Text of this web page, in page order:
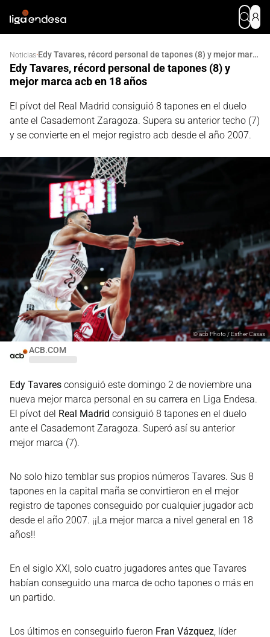
Noticias· Edy Tavares, récord personal de tapones (8) y mejor marca acb en 18 años
Edy Tavares, récord personal de tapones (8) y
mejor marca acb en 18 años
El pívot del Real Madrid consiguió 8 tapones en el duelo
ante el Casademont Zaragoza. Supera su anterior techo (7)
y se convierte en el mejor registro acb desde el año 2007.
ACB.COM
©acb Photo / Esther Casas
Edy Tavares consiguió este domingo 2 de noviembre una
nueva mejor marca personal en su carrera en Liga Endesa.
El pívot del Real Madrid consiguió 8 tapones en el duelo
ante el Casademont Zaragoza. Superó así su anterior
mejor marca (7).
No solo hizo temblar sus propios números Tavares. Sus 8
tapones en la capital maña se convirtieron en el mejor
registro de tapones conseguido por cualquier jugador acb
desde el año 2007. ¡¡La mejor marca a nivel general en 18
años!!
En el siglo XXI, solo cuatro jugadores antes que Tavares
habían conseguido una marca de ocho tapones o más en
un partido.
Los últimos en conseguirlo fueron Fran Vázquez, líder